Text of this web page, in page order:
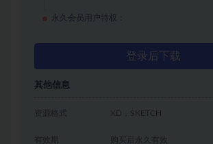
永久会员用户特权：
登录后下载
其他信息
资源格式 XD，SKETCH
有效期 购买后永久有效